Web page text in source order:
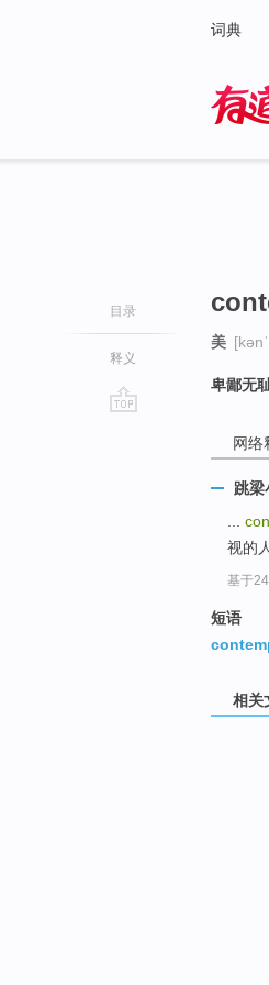
词典
目录
释义
美
卑鄙无
网络
跳梁
视的
基于
短语
相关